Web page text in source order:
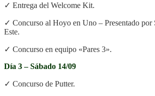
✓ Entrega del Welcome Kit.
✓ Concurso al Hoyo en Uno – Presentado por
Este.
✓ Concurso en equipo «Pares 3».
Día 3 – Sábado 14/09
✓ Concurso de Putter.